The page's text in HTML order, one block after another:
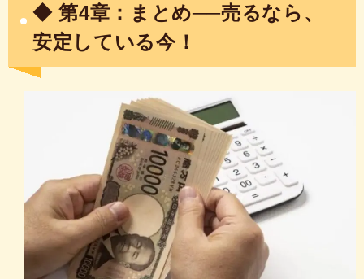
◆ 第4章：まとめ──売るなら、
安定している今！